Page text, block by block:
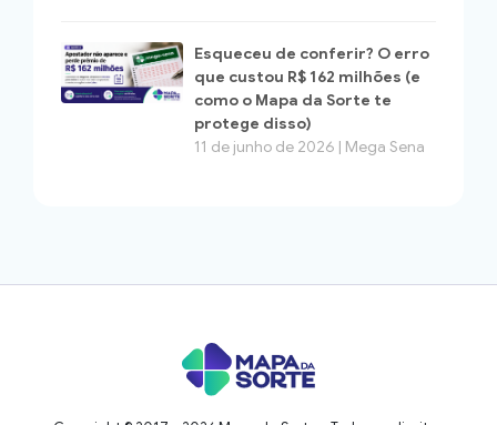
Esqueceu de conferir? O erro
que custou R$ 162 milhões (e
como o Mapa da Sorte te
protege disso)
11 de junho de 2026 | Mega Sena